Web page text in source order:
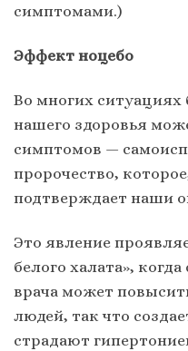
симптомами.)
Эффект ноцебо
Во многих ситуациях
нашего здоровья
симптомов —
пророчество,
подтверждает наши
Это явление
белого халата»,
врача может
людей, так что
страдают